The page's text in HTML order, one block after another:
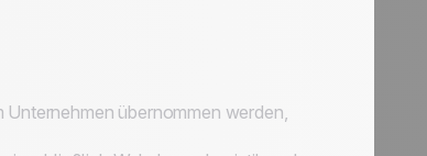
übernommen werden,